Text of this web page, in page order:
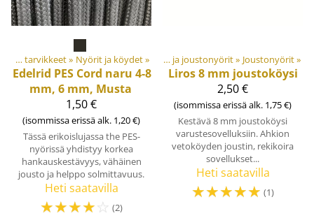
Materiaalit ja tarvikkeet‪» Nyörit ja köydet‪»
Edelrid PES Cord naru 4-8
mm, 6 mm, Musta
1,50 €
(isommissa erissä alk. 1,20 €)
Tässä erikoislujassa the PES-
nyörissä yhdistyy korkea
hankauskestävyys, vähäinen
jousto ja helppo solmittavuus.
Heti saatavilla
☆☆☆☆☆ (2)
Materiaalit ja tarvikkeet ‪» Joustonauhat ja joustonyörit‪» Joustonyörit‪»
Liros 8 mm joustoköysi
2,50 €
(isommissa erissä alk. 1,75 €)
Kestävä 8 mm joustoköysi
varustesovelluksiin. Ahkion
vetoköyden joustin, rekikoira
sovellukset...
Heti saatavilla
☆☆☆☆☆ (1)